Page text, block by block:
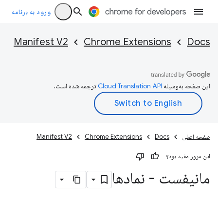
ورود به برنامه
Docs
Chrome Extensions
Manifest V2
این صفحه به‌وسیله ترجمه شده است.
صفحه اصلی Docs
Chrome Extensions
Manifest V2
این مرور مفید بود؟
مانیفست - نمادها